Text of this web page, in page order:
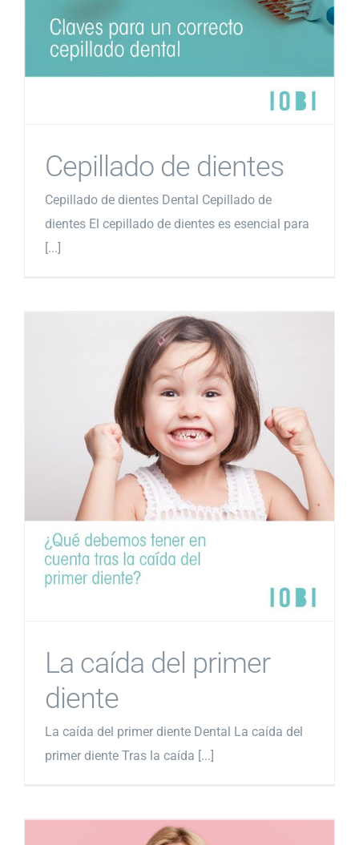
Cepillado de dientes
Cepillado de dientes Dental Cepillado de
dientes El cepillado de dientes es esencial para
[...]
La caída del primer
diente
La caída del primer diente Dental La caída del
primer diente Tras la caída [...]